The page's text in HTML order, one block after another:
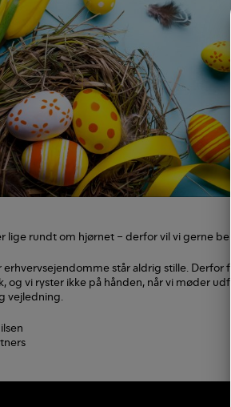
lige rundt om hjørnet – derfor vil vi gerne
står aldrig stille.
og vi ryster ikke på hånden, når vi møder
vejledning.